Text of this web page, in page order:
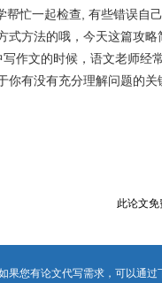
忙一起检查, 有些错误自己
式方法的哦，今天这篇攻
作文的时候，语文老师经
你有没有充分理解问题的
此论文免
果您有论文代写需求，可以通过